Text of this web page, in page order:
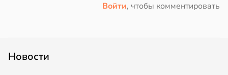
Войти, чтобы комментировать
Новости